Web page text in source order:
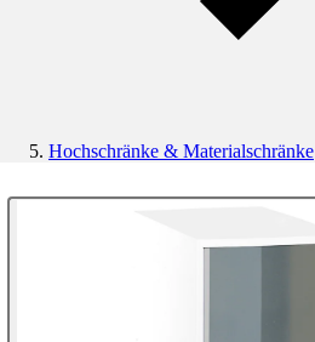
Hochschränke & Materialschränke